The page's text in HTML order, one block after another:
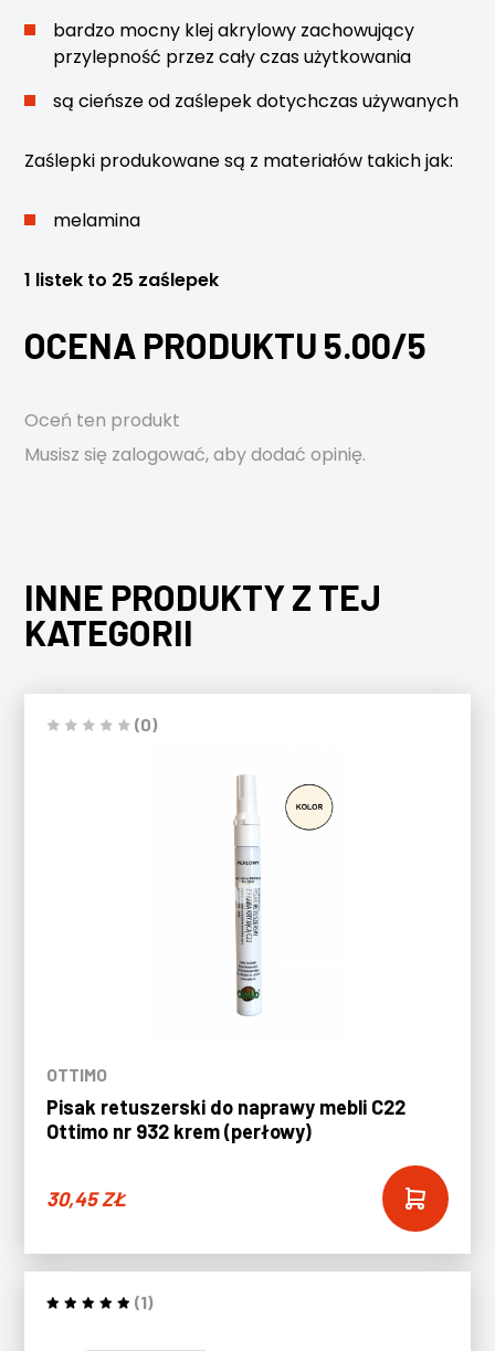
bardzo mocny klej akrylowy zachowujący
przylepność przez cały czas użytkowania
są cieńsze od zaślepek dotychczas używanych
Zaślepki produkowane są z materiałów takich jak:
melamina
1 listek to 25 zaślepek
OCENA PRODUKTU 5.00/5
Oceń ten produkt
Musisz się zalogować, aby dodać opinię.
INNE PRODUKTY Z TEJ
KATEGORII
(0)
OTTIMO
Pisak retuszerski do naprawy mebli C22
Ottimo nr 932 krem (perłowy)
30,45ZŁ
(1)